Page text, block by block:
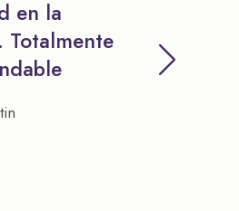
en la
Totalmente